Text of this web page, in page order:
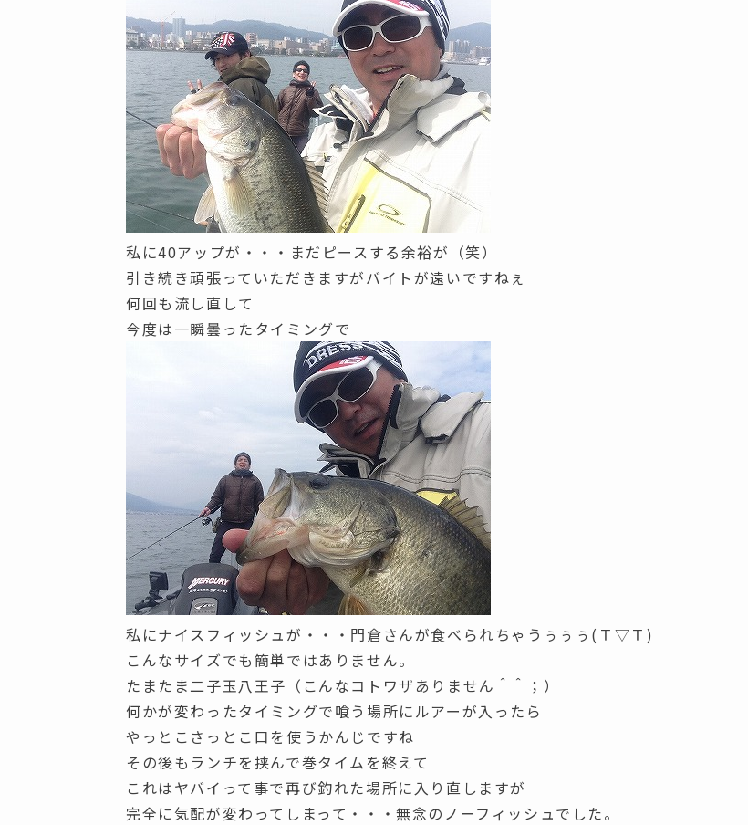
私に40アップが・・・まだピースする余裕が（笑）
引き続き頑張っていただきますがバイトが遠いですねぇ
何回も流し直して
今度は一瞬曇ったタイミングで
私にナイスフィッシュが・・・門倉さんが食べられちゃうぅぅぅ(Ｔ▽Ｔ)
こんなサイズでも簡単ではありません。
たまたま二子玉八王子（こんなコトワザありません＾＾；）
何かが変わったタイミングで喰う場所にルアーが入ったら
やっとこさっとこ口を使うかんじですね
その後もランチを挟んで巻タイムを終えて
これはヤバイって事で再び釣れた場所に入り直しますが
完全に気配が変わってしまって・・・無念のノーフィッシュでした。